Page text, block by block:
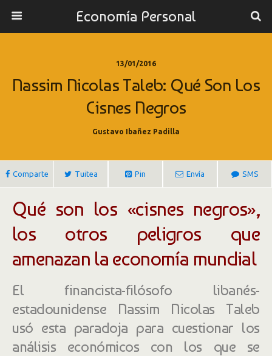
Economía Personal
13/01/2016
Nassim Nicolas Taleb: Qué Son Los
Cisnes Negros
Gustavo Ibañez Padilla
Comparte Tuitea Pin Envía SMS
Qué son los «cisnes negros»,
los otros peligros que
amenazan la economía mundial
El financista-filósofo libanés-
estadounidense Nassim Nicolas Taleb
usó esta paradoja para cuestionar los
análisis económicos con los que se